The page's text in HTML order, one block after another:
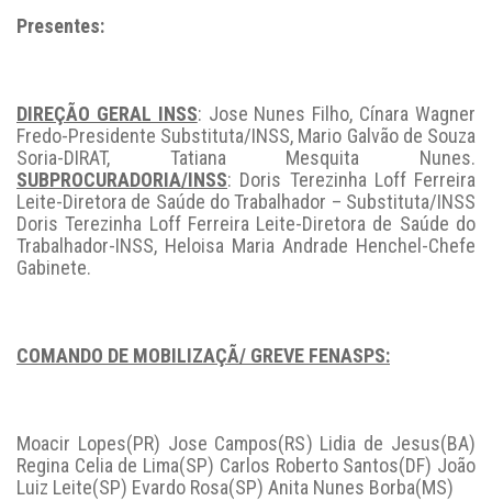
Presentes:
DIREÇÃO GERAL INSS: Jose Nunes Filho, Cínara Wagner
Fredo-Presidente Substituta/INSS, Mario Galvão de Souza
Soria-DIRAT, Tatiana Mesquita Nunes.
SUBPROCURADORIA/INSS: Doris Terezinha Loff Ferreira
Leite-Diretora de Saúde do Trabalhador – Substituta/INSS
Doris Terezinha Loff Ferreira Leite-Diretora de Saúde do
Trabalhador-INSS, Heloisa Maria Andrade Henchel-Chefe
Gabinete.
COMANDO DE MOBILIZAÇÃ/ GREVE FENASPS:
Moacir Lopes(PR) Jose Campos(RS) Lidia de Jesus(BA)
Regina Celia de Lima(SP) Carlos Roberto Santos(DF) João
Luiz Leite(SP) Evardo Rosa(SP) Anita Nunes Borba(MS)